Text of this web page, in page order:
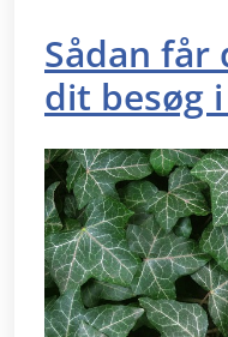
Sådan får
dit besøg